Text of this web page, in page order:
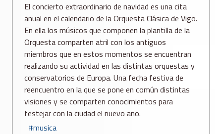
El concierto extraordinario de navidad es una cita
anual en el calendario de la Orquesta Clásica de Vigo.
En ella los músicos que componen la plantilla de la
Orquesta comparten atril con los antiguos
miembros que en estos momentos se encuentran
realizando su actividad en las distintas orquestas y
conservatorios de Europa. Una fecha festiva de
reencuentro en la que se pone en común distintas
visiones y se comparten conocimientos para
festejar con la ciudad el nuevo año.
musica